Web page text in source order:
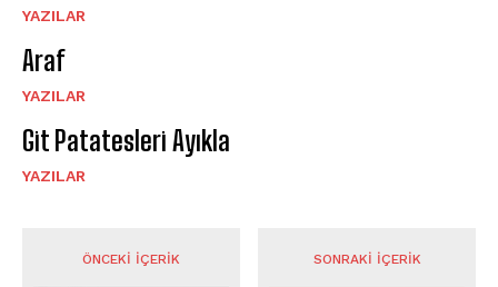
YAZILAR
Araf
YAZILAR
Git Patatesleri Ayıkla
YAZILAR
ÖNCEKI İÇERIK SONRAKI İÇERIK